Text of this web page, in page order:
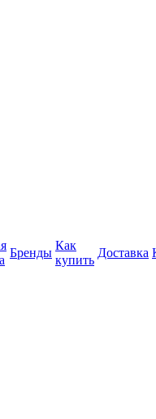
Бренды
Как
купить
Доставка